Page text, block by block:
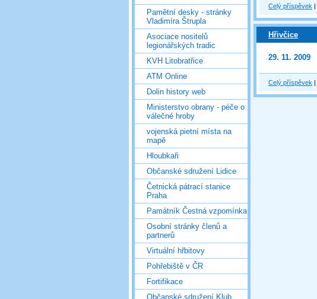
Pamětní desky - stránky
Vladimíra Štrupla
Asociace nositelů
legionářských tradic
KVH Litobratřice
ATM Online
Dolin history web
Ministerstvo obrany - péče o
válečné hroby
vojenská pietní místa na
mapě
Hloubkaři
Občanské sdružení Lidice
Četnická pátrací stanice
Praha
Památník Čestná vzpomínka
Osobní stránky členů a
partnerů
Virtuální hřbitovy
Pohřebiště v ČR
Fortifikace
Občanské sdružení Klub
Celý příspěvek |
Hřivčice
29. 11. 2009
Celý příspěvek |